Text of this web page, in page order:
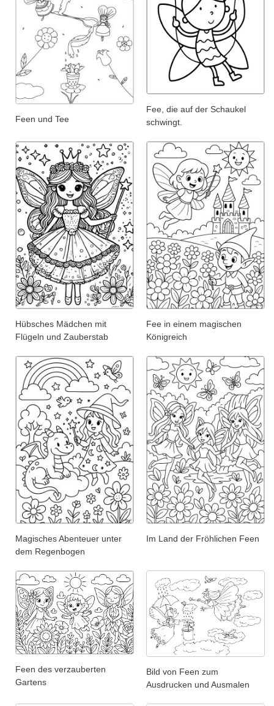
Feen und Tee
Fee, die auf der Schaukel
schwingt.
Hübsches Mädchen mit
Flügeln und Zauberstab
Fee in einem magischen
Königreich
Magisches Abenteuer unter
dem Regenbogen
Im Land der Fröhlichen Feen
Feen des verzauberten
Gartens
Bild von Feen zum
Ausdrucken und Ausmalen